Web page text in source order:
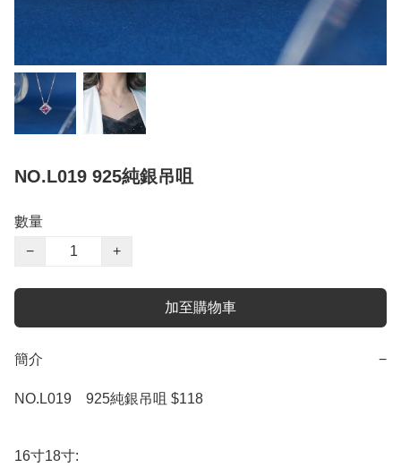
NO.L019 925純銀吊咀
數量
−
+
加至購物車
簡介 −
NO.L019    925純銀吊咀 $118
16寸18寸: